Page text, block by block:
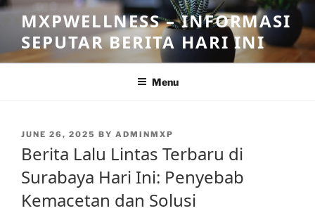
Skip
content
MXPWELLNESS – INFORMASI
SEPUTAR BERITA HARI INI
Menu
POSTED
JUNE 26, 2025 BY ADMINMXP
Berita Lalu Lintas Terbaru di
Surabaya Hari Ini: Penyebab
Kemacetan dan Solusi